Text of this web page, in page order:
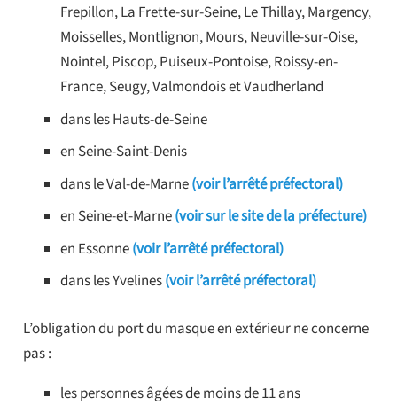
Frepillon, La Frette-sur-Seine, Le Thillay, Margency,
Moisselles, Montlignon, Mours, Neuville-sur-Oise,
Nointel, Piscop, Puiseux-Pontoise, Roissy-en-
France, Seugy, Valmondois et Vaudherland
dans les Hauts-de-Seine
en Seine-Saint-Denis
dans le Val-de-Marne(voir l’arrêté préfectoral)
en Seine-et-Marne(voir sur le site de la préfecture)
en Essonne(voir l’arrêté préfectoral)
dans les Yvelines(voir l’arrêté préfectoral)
L’obligation du port du masque en extérieur ne concerne
pas :
les personnes âgées de moins de 11 ans